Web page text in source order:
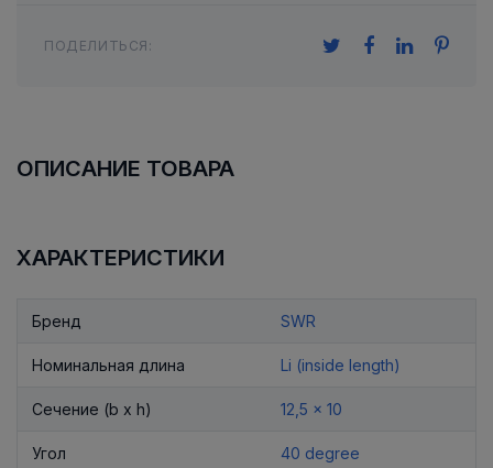
ПОДЕЛИТЬСЯ:
ОПИСАНИЕ ТОВАРА
ХАРАКТЕРИСТИКИ
Бренд SWR
Номинальная длина Li (inside length)
Сечение (b x h) 12,5 x 10
Угол 40 degree